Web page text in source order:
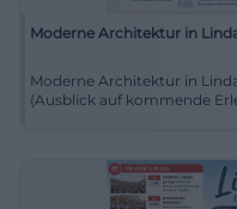
Moderne Architektur in
Moderne Architektur in